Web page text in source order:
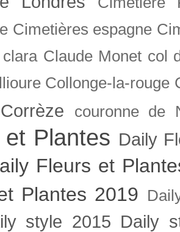
Cimetières espagne
clara Claude Monet col
Collonge-la-rouge
Corrèze couronne de
et Plantes Daily
Fleurs et
Plantes 2019
style 2015 Daily